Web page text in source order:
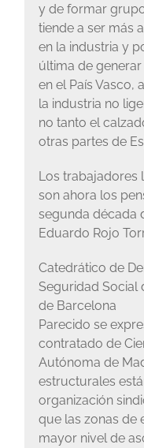
y de formar
tiende a ser más
en la industria y
última de
en el País Vasco,
la industria no
no tanto el
otras partes de
Los trabajadores
son ahora los
segunda década
Eduardo Rojo
Catedrático de
Seguridad Social
de Barcelona
Parecido se
contratado de
Autónoma de
estructurales
organización
que las zonas de
mayor nivel de